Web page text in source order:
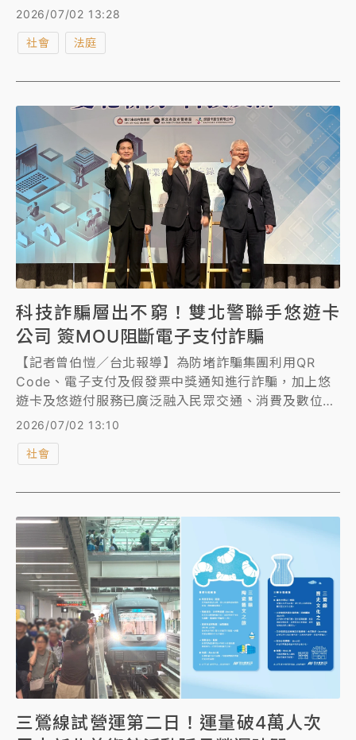
責人王朝輝於檢警5月間發動搜索前一天，出境去中國
大陸，尚未到案，新北地檢署曾呼籲王朝輝儘速返國說
明案情並面對司法調查，但他至今行蹤不明，新北檢昨
2026/07/02 13:28
社會 法庭
科技詐騙層出不窮！雙北警聯手悠遊卡
公司 簽MOU阻斷電子支付詐騙
【記者曾伯愷／台北報導】為防堵詐騙集團利用QR
Code、電子支付及假發票中獎通知進行詐騙，加上悠
遊卡及悠遊付服務已廣泛融入民眾交通、消費及數位支
付等多元生活場域，衍伸新類型詐騙案件。台北市警察
防詐，於今天上午簽署「防詐合作備忘錄」，希望結合
2026/07/02 13:10
社會
三鶯線試營運第二日！運量破4萬人次